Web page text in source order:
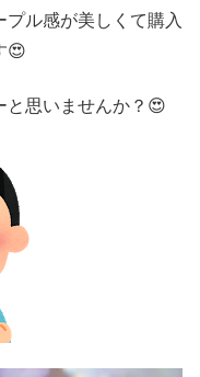
ル感が美しくて購入
😍
と思いませんか？😍